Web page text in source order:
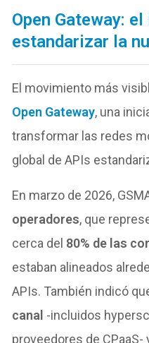
Open Gateway:
estandarizar la
El movimiento más
Open Gateway, una
transformar las redes
global de APIs
En marzo de 2026,
operadores, que
cerca del 80% de las
estaban alineados
APIs. También indicó
canal -incluidos
proveedores de CPaaS-